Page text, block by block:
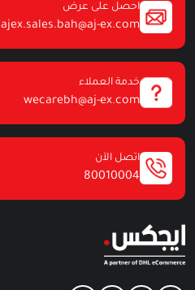
احصل على عرض
ajex.sales.bah@aj-ex.com
خدمة العملاء
wecarebh@aj-ex.com
اتصل الآن
80010004